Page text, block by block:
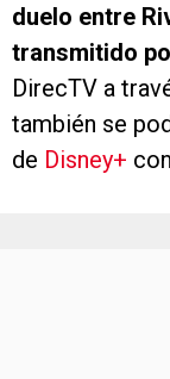
duelo entre
transmitido
DirecTV a
también se
de Disney+